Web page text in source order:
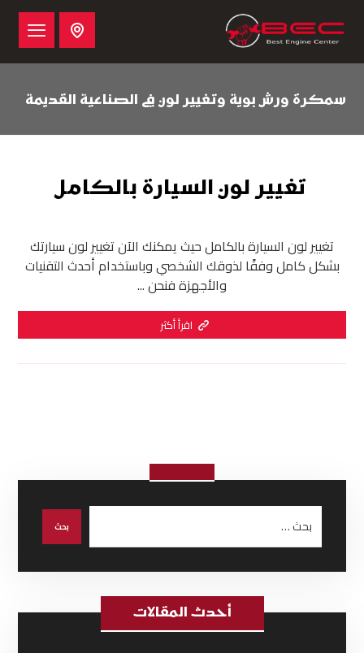
سمكرة ورش بوية وتغيير لون في الصناعية القديمة
تغيير لون السيارة بالكامل
تغيير لون السيارة بالكامل حيث يمكنك الآن تغيير لون سيارتك
بشكل كامل وفقًا لذوقك الشخصي وباستخدام أحدث التقنيات
والأجهزة فنحن ...
اقرأ أكثر
أحدث المقالات